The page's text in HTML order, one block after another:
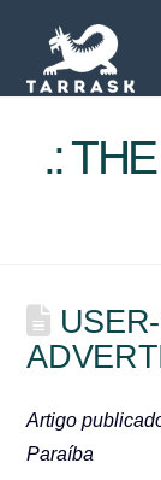
.:
Artigo
Paraíba